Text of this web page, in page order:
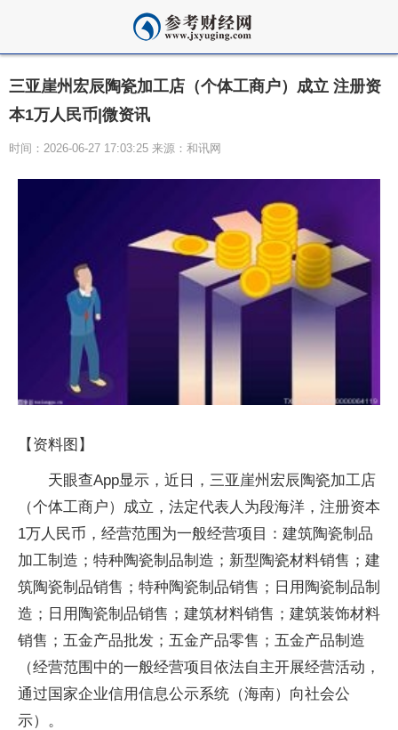
三亚崖州宏辰陶瓷加工店（个体工商户）成立 注册资
本1万人民币|微资讯
时间：2026-06-27 17:03:25 来源：和讯网
【资料图】
天眼查App显示，近日，三亚崖州宏辰陶瓷加工店
（个体工商户）成立，法定代表人为段海洋，注册资本
1万人民币，经营范围为一般经营项目：建筑陶瓷制品
加工制造；特种陶瓷制品制造；新型陶瓷材料销售；建
筑陶瓷制品销售；特种陶瓷制品销售；日用陶瓷制品制
造；日用陶瓷制品销售；建筑材料销售；建筑装饰材料
销售；五金产品批发；五金产品零售；五金产品制造
（经营范围中的一般经营项目依法自主开展经营活动，
通过国家企业信用信息公示系统（海南）向社会公
示）。